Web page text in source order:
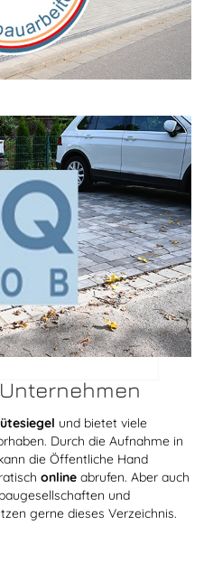
und bietet viele
Durch die Aufnahme in
die Öffentliche Hand
online abrufen. Aber auch
und
gerne dieses Verzeichnis.